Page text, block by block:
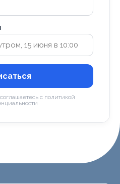
с политикой